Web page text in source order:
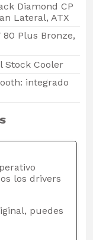
Diamond CP
Lateral, ATX
80 Plus Bronze,
Stock Cooler
integrado
los drivers
puedes